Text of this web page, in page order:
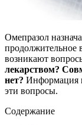
Омепразол
продолжительное
возникают
лекарством?
нет? Информация
эти вопросы.
Содержание